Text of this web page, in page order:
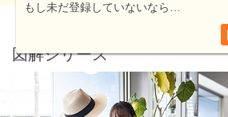
図解シリーズ
もし未だ登録していないなら…